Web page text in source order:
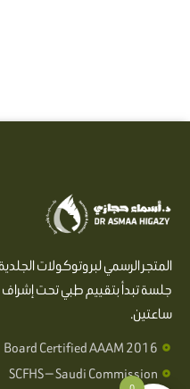
المتجر الرسمي لبروتوكولات
جلسة تبدأ بتقييم طبي تحت إشراف
ساعتين.
Board Certified AAAM 2016
SCFHS — Saudi Commission